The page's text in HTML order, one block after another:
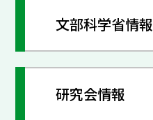
文部科学省情報
研究会情報